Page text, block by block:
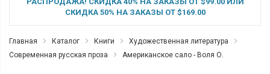
СКИДКА 50% НА ЗАКАЗЫ ОТ $169.00
Главная Каталог Книги
Художественная литература
Современная русская проза
Американское сало - Воля О.